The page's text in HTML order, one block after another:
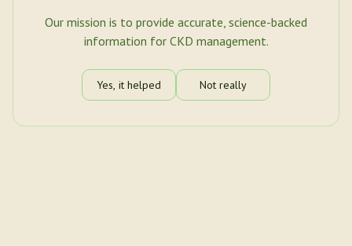
Our mission is to provide accurate, science-backed
information for CKD management.
Yes, it helped Not really